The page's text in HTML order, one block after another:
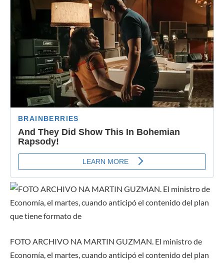
FOTO ARCHIVO NA MARTIN GUZMAN. El ministro de
Economía, el martes, cuando anticipó el contenido del plan